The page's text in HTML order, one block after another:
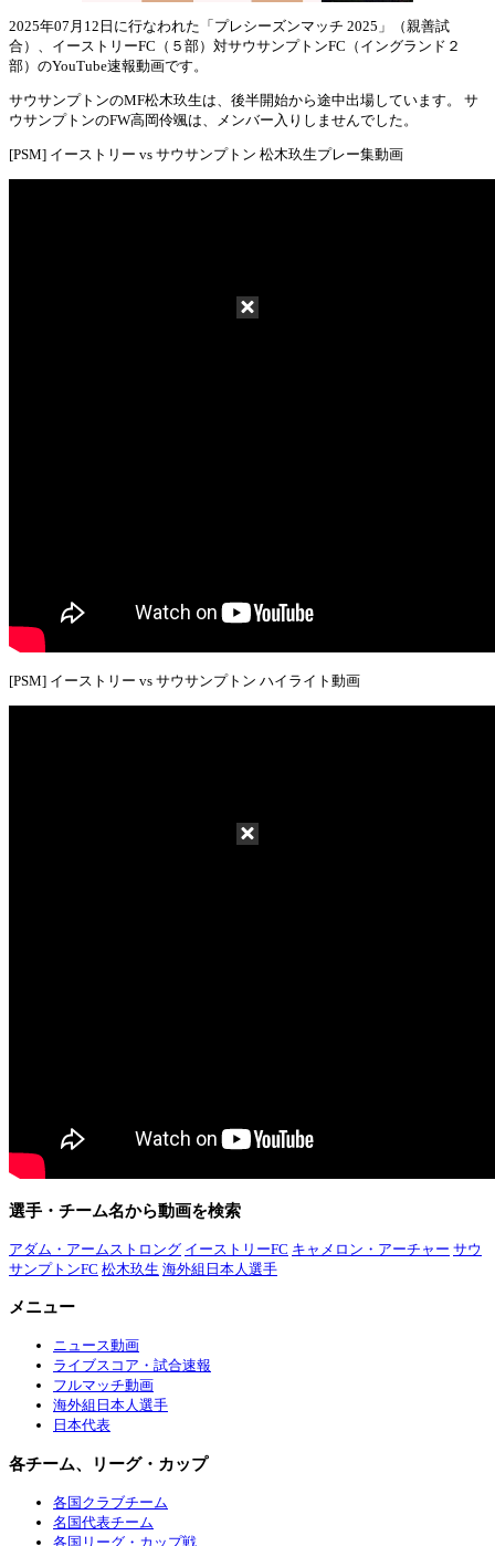
2025年07月12日に行なわれた「プレシーズンマッチ 2025」（親善試
合）、イーストリーFC（５部）対サウサンプトンFC（イングランド２
部）のYouTube速報動画です。
サウサンプトンのMF松木玖生は、後半開始から途中出場しています。 サ
ウサンプトンのFW高岡伶颯は、メンバー入りしませんでした。
[PSM] イーストリー vs サウサンプトン 松木玖生プレー集動画
[PSM] イーストリー vs サウサンプトン ハイライト動画
選手・チーム名から動画を検索
アダム・アームストロング イーストリーFC キャメロン・アーチャー サウ
サンプトンFC 松木玖生 海外組日本人選手
メニュー
ニュース動画
ライブスコア・試合速報
フルマッチ動画
海外組日本人選手
日本代表
各チーム、リーグ・カップ
各国クラブチーム
名国代表チーム
各国リーグ・カップ戦